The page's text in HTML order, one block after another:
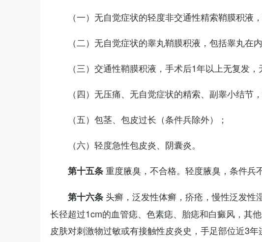
（一）无自觉症状的轻度非交通性精索鞘膜积液
（二）无自觉症状的睾丸鞘膜积液，包括睾丸在
（三）交通性鞘膜积液，手术后1年以上无复发，
（四）无压痛、无自觉症状的精索、副睾小结节
（五）包茎、包皮过长（条件兵除外）；
（六）轻度急性包皮炎、阴囊炎。
第十五条重度腋臭，不合格。轻度腋臭，条件兵
第十六条 头癣，泛发性体癣，疥疮，慢性泛发
长径超过1cm的血管痣、色素痣、胎痣和白癜风，其
皮肤对刺激物过敏或有接触性皮炎史，手足部位近3年